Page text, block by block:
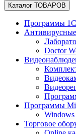
Каталог ТОВАРОВ
Программы 1С
Doctor
Программы
Windows
Торговое